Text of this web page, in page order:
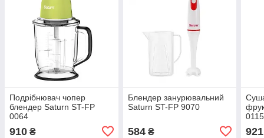
Подрібнювач чопер
блендер Saturn ST-FP
0064
910 ₴
Блендер занурювальний
Saturn ST-FP 9070
584₴ 921